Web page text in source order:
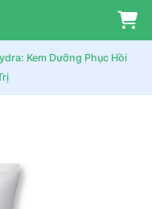
Kem Dưỡng Phục Hồi